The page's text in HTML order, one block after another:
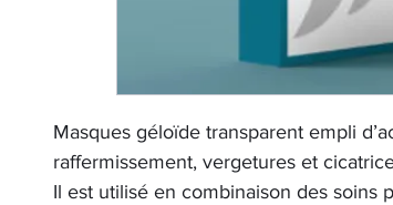
Masques géloïde transparent empli
raffermissement, vergetures et
Il est utilisé en combinaison des soins